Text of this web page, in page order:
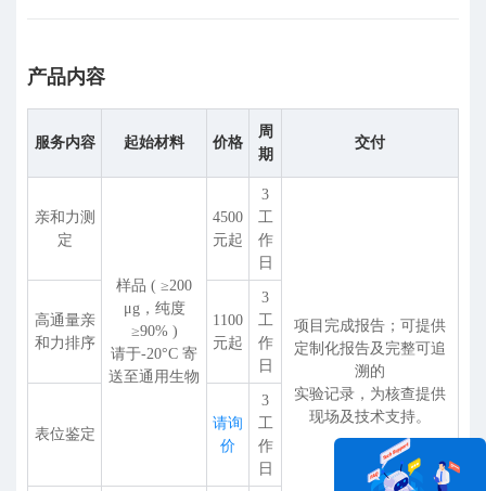
产品内容
服务内容 起始材料 价格
周
期
交付
亲和力测
定
样品 ( ≥200
μg，纯度
≥90% )
请于-20°C 寄
送至通用生物
4500
元起
3
工
作
日
项目完成报告；可提供
定制化报告及完整可追
溯的
实验记录，为核查提供
现场及技术支持。
高通量亲
和力排序
1100
元起
3
工
作
日
表位鉴定
请询
价
3
工
作
日